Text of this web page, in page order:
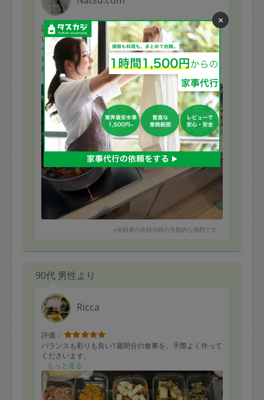
評価：
いつもありがとうございます！
今回は一部食材を買い忘れてしまったにもかかわらず、
自宅にあるもので臨機応変に御対応もいただき、本当に
助かりました。
早速お昼にいただき、どれも絶品でした！
いつも通りの丁寧さと終了後の清掃具合にも感謝してお
ります。
今後ともよろしくお願いします！
もっと見る
※依頼者の依頼当時の主観的な感想です。
90代 男性より
Ricca
評価：
バランスも彩りも良い1週間分の食事を、手際よく作って
くださいます。
もっと見る
×